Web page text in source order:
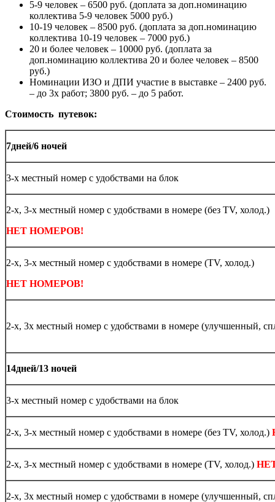
5-9 человек – 6500 руб. (доплата за доп.номинацию
коллектива 5-9 человек 5000 руб.)
10-19 человек – 8500 руб. (доплата за доп.номинацию
коллектива 10-19 человек – 7000 руб.)
20 и более человек – 10000 руб. (доплата за
доп.номинацию коллектива 20 и более человек – 8500
руб.)
Номинации ИЗО и ДПИ участие в выставке – 2400 руб.
– до 3х работ; 3800 руб. – до 5 работ.
Стоимость путевок:
7дней/6 ночей
3-х местный номер с удобствами на блок
2-х, 3-х местный номер с удобствами в номере (без ТV, холод.)
НЕТ НОМЕРОВ!
2-х, 3-х местный номер с удобствами в номере (ТV, холод.)
НЕТ НОМЕРОВ!
2-х, 3х местный номер с удобствами в номере (улучшенный,
14дней/13 ночей
3-х местный номер с удобствами на блок
2-х, 3-х местный номер с удобствами в номере (без ТV, холод.)
2-х, 3-х местный номер с удобствами в номере (ТV, холод.)
2-х, 3х местный номер с удобствами в номере (улучшенный,